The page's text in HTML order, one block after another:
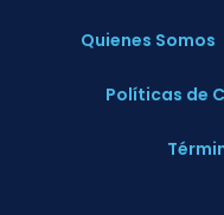
Quienes Somos
Políticas de